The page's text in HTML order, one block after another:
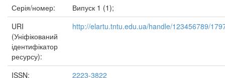
Серія/номер:
Випуск 1 (1);
URI
(Уніфікований
ідентифікатор
ресурсу):
http://elartu.tntu.edu.ua/handle/123456789/
ISSN:
2223-3822